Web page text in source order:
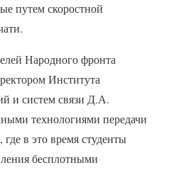
путем скоростной
Народного фронта
Института
и систем связи Д.А.
технологиями передачи
в это время студенты
бесплотными